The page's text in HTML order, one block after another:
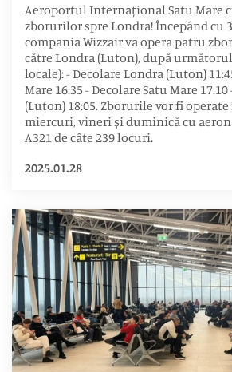
Aeroportul Internațional Satu Mare
zborurilor spre Londra! Începând cu
compania Wizzair va opera patru
către Londra (Luton), după
locale): - Decolare Londra (Luton)
Mare 16:35 - Decolare Satu Mare
(Luton) 18:05. Zborurile vor fi
miercuri, vineri și duminică cu
A321 de câte 239 locuri.
2025.01.28